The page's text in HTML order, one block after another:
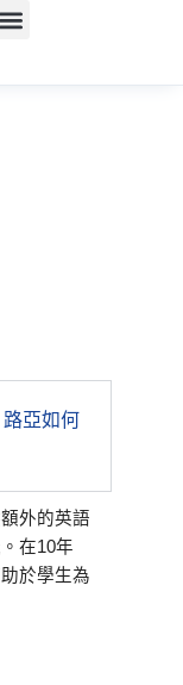
亞如何
外的英語
在10年
於學生為